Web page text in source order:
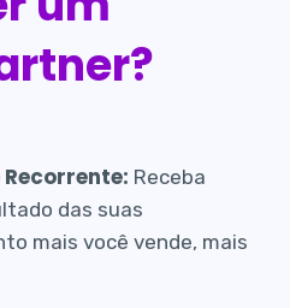
Receba
das suas
mais você vende, mais